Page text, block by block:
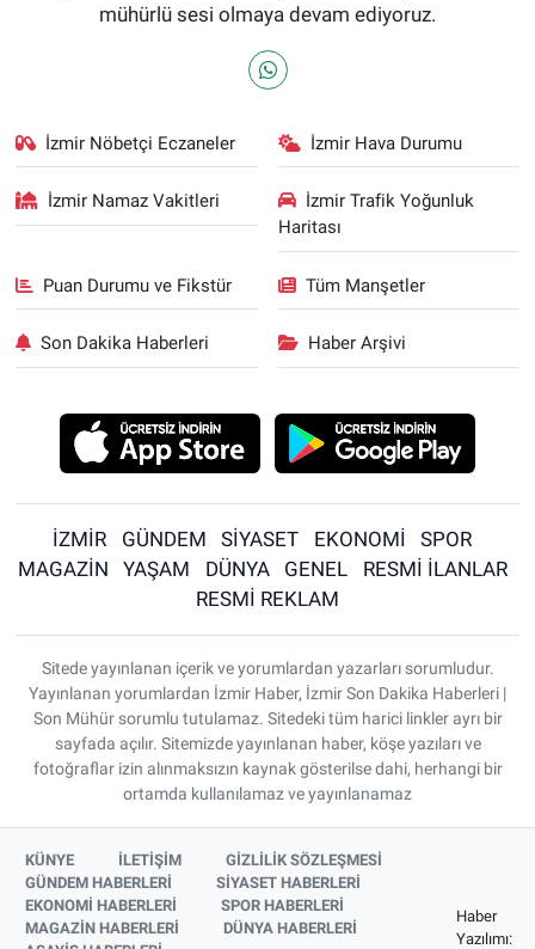
mühürlü sesi olmaya devam ediyoruz.
İzmir Nöbetçi Eczaneler İzmir Hava Durumu
İzmir Namaz Vakitleri
İzmir Trafik Yoğunluk
Haritası
Puan Durumu ve Fikstür Tüm Manşetler
Son Dakika Haberleri Haber Arşivi
İZMİR GÜNDEM SİYASET EKONOMİ
SPOR
MAGAZİN
YAŞAM DÜNYA GENEL
RESMİ İLANLAR
RESMİ REKLAM
Sitede yayınlanan içerik ve yorumlardan yazarları sorumludur.
Yayınlanan yorumlardan İzmir Haber, İzmir Son Dakika Haberleri |
Son Mühür sorumlu tutulamaz. Sitedeki tüm harici linkler ayrı bir
sayfada açılır. Sitemizde yayınlanan haber, köşe yazıları ve
fotoğraflar izin alınmaksızın kaynak gösterilse dahi, herhangi bir
ortamda kullanılamaz ve yayınlanamaz
KÜNYE İLETİŞİM
GİZLİLİK SÖZLEŞMESİ
GÜNDEM HABERLERİ
SİYASET HABERLERİ
EKONOMİ HABERLERİ
SPOR HABERLERİ
MAGAZİN HABERLERİ
DÜNYA HABERLERİ
Haber
Yazılımı: